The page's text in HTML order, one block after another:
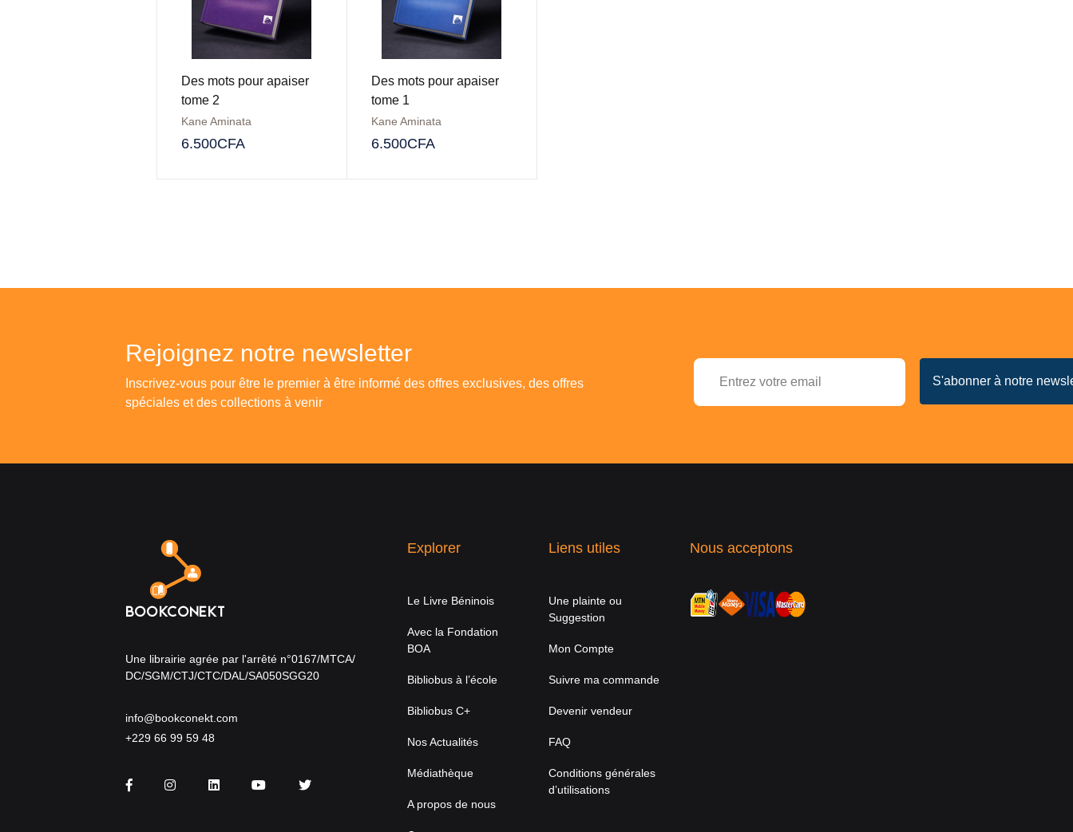
Des mots pour apaiser
tome 2
Kane Aminata
6.500CFA
Des mots pour apaiser
tome 1
Kane Aminata
6.500CFA
Rejoignez notre newsletter
Inscrivez-vous pour être le premier à être informé des offres exclusives, des offres
spéciales et des collections à venir
Une librairie agrée par l'arrêté n°0167/MTCA/
DC/SGM/CTJ/CTC/DAL/SA050SGG20
info@bookconekt.com
+229 66 99 59 48
FacebookInstagramLinkedInYou TubeTwitter
Explorer
Le Livre Béninois
Avec la Fondation
BOA
Bibliobus à l’école
Bibliobus C+
Nos Actualités
Médiathèque
A propos de nous
Liens utiles
Une plainte ou
Suggestion
Mon Compte
Suivre ma commande
Devenir vendeur
FAQ
Conditions générales
d’utilisations
Nous acceptons